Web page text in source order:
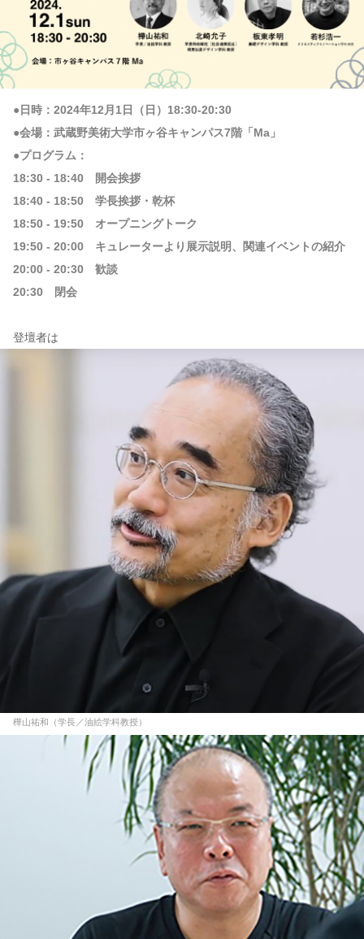
●日時：2024年12月1日（日）18:30-20:30
●会場：武蔵野美術大学市ヶ谷キャンパス7階「Ma」
●プログラム：
18:30 - 18:40 開会挨拶
18:40 - 18:50 学長挨拶・乾杯
18:50 - 19:50 オープニングトーク
19:50 - 20:00 キュレーターより展示説明、関連イベントの紹介
20:00 - 20:30 歓談
20:30 閉会
登壇者は
樺山祐和（学長／油絵学科教授）